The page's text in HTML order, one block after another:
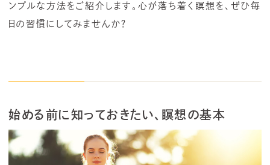
ンプルな方法をご紹介します。心が落ち着く瞑想を、ぜひ毎
日の習慣にしてみませんか？
始める前に知っておきたい、瞑想の基本